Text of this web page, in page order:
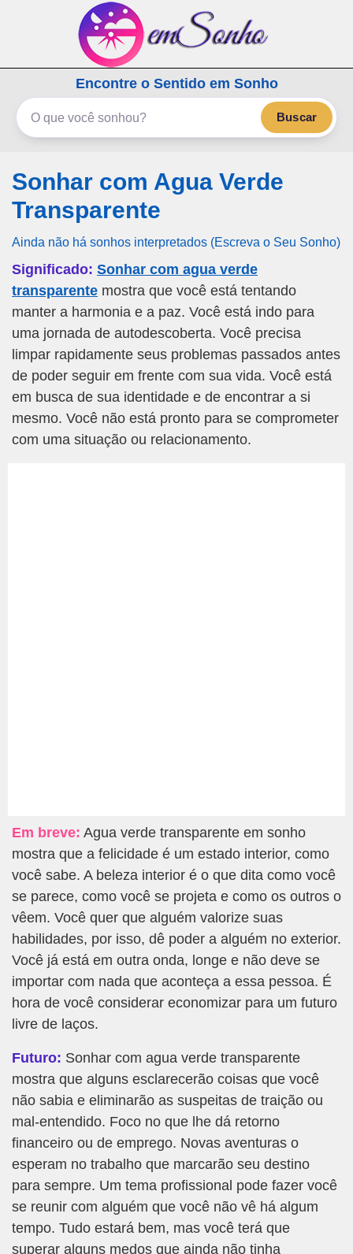
emSonho.com
Os sonhos significam mais
Encontre o Sentido em Sonho
Buscar
Sonhar com Agua Verde
Transparente
Ainda não há sonhos interpretados (Escreva o Seu Sonho)
Significado: Sonhar com agua verde
transparente mostra que você está tentando
manter a harmonia e a paz. Você está indo para
uma jornada de autodescoberta. Você precisa
limpar rapidamente seus problemas passados antes
de poder seguir em frente com sua vida. Você está
em busca de sua identidade e de encontrar a si
mesmo. Você não está pronto para se comprometer
com uma situação ou relacionamento.
Em breve: Agua verde transparente em sonho
mostra que a felicidade é um estado interior, como
você sabe. A beleza interior é o que dita como você
se parece, como você se projeta e como os outros o
vêem. Você quer que alguém valorize suas
habilidades, por isso, dê poder a alguém no exterior.
Você já está em outra onda, longe e não deve se
importar com nada que aconteça a essa pessoa. É
hora de você considerar economizar para um futuro
livre de laços.
Futuro: Sonhar com agua verde transparente
mostra que alguns esclarecerão coisas que você
não sabia e eliminarão as suspeitas de traição ou
mal-entendido. Foco no que lhe dá retorno
financeiro ou de emprego. Novas aventuras o
esperam no trabalho que marcarão seu destino
para sempre. Um tema profissional pode fazer você
se reunir com alguém que você não vê há algum
tempo. Tudo estará bem, mas você terá que
superar alguns medos que ainda não tinha